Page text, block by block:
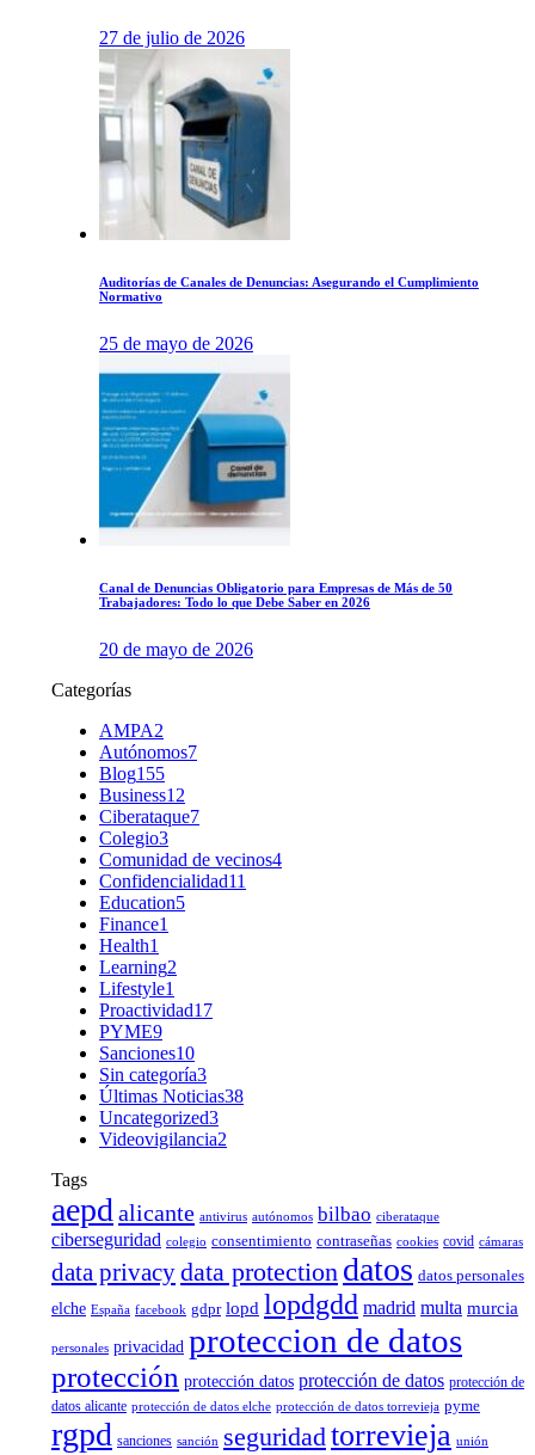
27 de julio de 2026
Auditorías de Canales de Denuncias: Asegurando el Cumplimiento
Normativo
25 de mayo de 2026
Canal de Denuncias Obligatorio para Empresas de Más de 50
Trabajadores: Todo lo que Debe Saber en 2026
20 de mayo de 2026
Categorías
AMPA2
Autónomos7
Blog155
Business12
Ciberataque7
Colegio3
Comunidad de vecinos4
Confidencialidad11
Education5
Finance1
Health1
Learning2
Lifestyle1
Proactividad17
PYME9
Sanciones10
Sin categoría3
Últimas Noticias38
Uncategorized3
Videovigilancia2
Tags
aepd alicante antivirus autónomos bilbao ciberataque
ciberseguridad colegio consentimiento contraseñas cookies covid cámaras
data privacydata protection datos datos personales
elche España facebook gdpr lopd lopdgdd madrid multa murcia
personales privacidad proteccion de datos
protección protección datos protección de datos protección de
datos alicante protección de datos elche protección de datos torrevieja pyme
rgpd sanciones sanción seguridadtorrevieja unión